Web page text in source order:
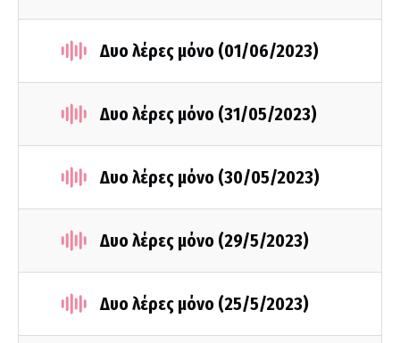
Δυο λέρες μόνο (01/06/2023)
Δυο λέρες μόνο (31/05/2023)
Δυο λέρες μόνο (30/05/2023)
Δυο λέρες μόνο (29/5/2023)
Δυο λέρες μόνο (25/5/2023)